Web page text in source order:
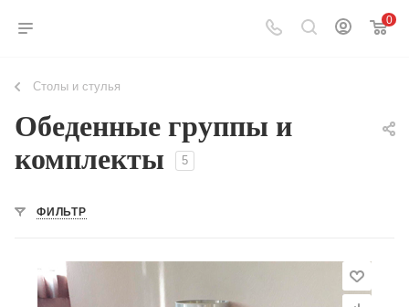
0
Столы и стулья
Обеденные группы и
комплекты
5
ФИЛЬТР